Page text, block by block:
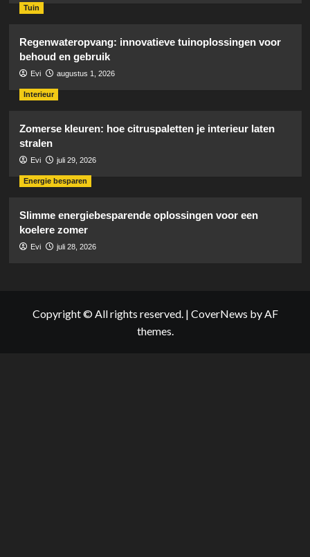
Tuin
Regenwateropvang: innovatieve tuinoplossingen voor
behoud en gebruik
Evi augustus 1, 2026
Interieur
Zomerse kleuren: hoe citruspaletten je interieur laten
stralen
Evi juli 29, 2026
Energie besparen
Slimme energiebesparende oplossingen voor een
koelere zomer
Evi juli 28, 2026
Copyright © All rights reserved. | CoverNews by AF
themes.